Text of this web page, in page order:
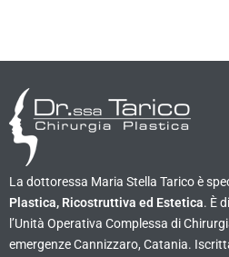
La dottoressa Maria Stella Tarico è
Plastica, Ricostruttiva ed Estetica. È
l’Unità Operativa Complessa di
emergenze Cannizzaro, Catania.